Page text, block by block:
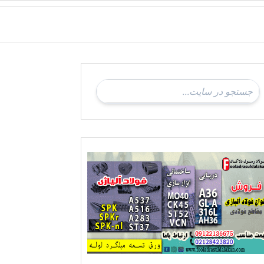
ناودانی فولادی-قیمت ورق-قیمت فولاد
فروش فولاد نورد سرد-فروش فولاد نورد گرم-فروش فولاد نسوز-فروش فولاد ضد